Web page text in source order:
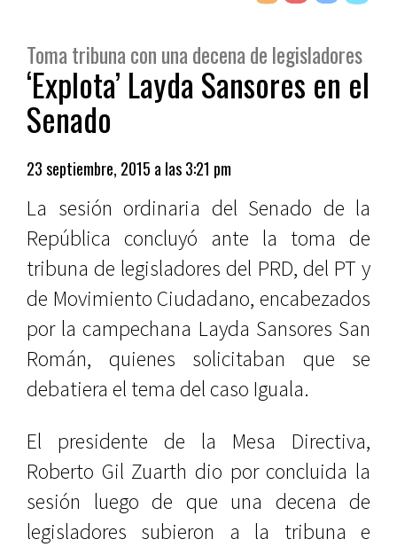
Toma tribuna con una decena de legisladores
‘Explota’ Layda Sansores en el
Senado
23 septiembre, 2015 a las 3:21 pm
La sesión ordinaria del Senado de la
República concluyó ante la toma de
tribuna de legisladores del PRD, del PT y
de Movimiento Ciudadano, encabezados
por la campechana Layda Sansores San
Román, quienes solicitaban que se
debatiera el tema del caso Iguala.
El presidente de la Mesa Directiva,
Roberto Gil Zuarth dio por concluida la
sesión luego de que una decena de
legisladores subieron a la tribuna e